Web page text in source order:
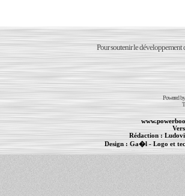
Pour soutenir le développement
Powered
Rédaction :
Design : Ga�l- Logo et
Informations : PowerBook -